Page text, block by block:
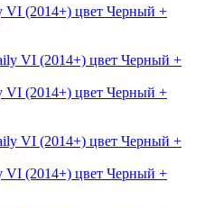
VI (2014+) цвет Черный +
VI (2014+) цвет Черный +
VI (2014+) цвет Черный +